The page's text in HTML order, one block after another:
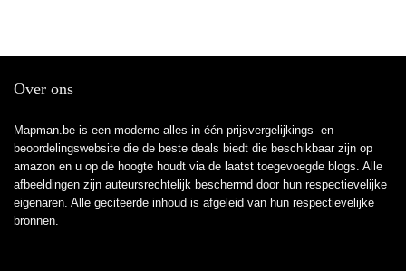
Over ons
Mapman.be is een moderne alles-in-één prijsvergelijkings- en
beoordelingswebsite die de beste deals biedt die beschikbaar zijn op
amazon en u op de hoogte houdt via de laatst toegevoegde blogs. Alle
afbeeldingen zijn auteursrechtelijk beschermd door hun respectievelijke
eigenaren. Alle geciteerde inhoud is afgeleid van hun respectievelijke
bronnen.